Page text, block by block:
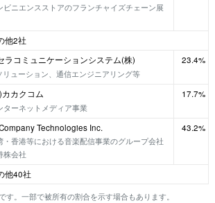
ビニエンスストアのフランチャイズチェーン展
他2社
ラコミュニケーションシステム(株)
リューション、通信エンジニアリング等
23.4%
カカクコム
ターネットメディア事業
17.7%
Technologies Inc.
・香港等における音楽配信事業のグループ会社
株会社
43.2%
他40社
す。一部で被所有の割合を示す場合もあります。